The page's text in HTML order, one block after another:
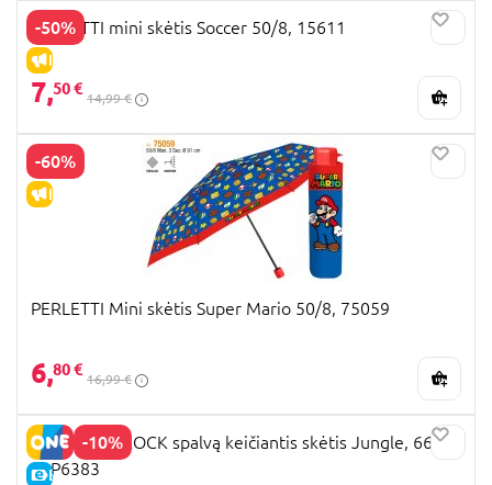
-50%
IŠPARDAVIMAS
PERLETTI mini skėtis Soccer 50/8, 15611
7,50 €
14,99 €
-60%
IŠPARDAVIMAS
PERLETTI Mini skėtis Super Mario 50/8, 75059
6,80 €
16,99 €
-10%
E-KAINA
FLOSS AND ROCK spalvą keičiantis skėtis Jungle, 66cm,
52P6383